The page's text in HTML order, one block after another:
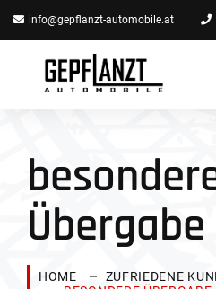
info@gepflanzt-automobile.at
Übergabe
HOME
ZUFRIEDENE